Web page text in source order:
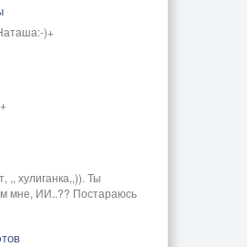
)+
,, хулиганка,,)). Ты
мне, ИИ..?? Постараюсь